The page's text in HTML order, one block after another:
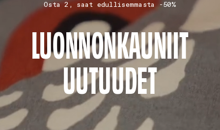
Osta 2, saat edullisemmasta -50%
LUONNONKAUNIIT
UUTUUDET